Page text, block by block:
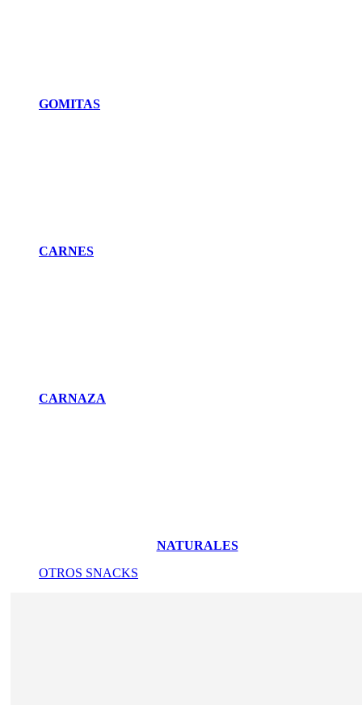
GOMITAS
CARNES
CARNAZA
NATURALES
OTROS SNACKS